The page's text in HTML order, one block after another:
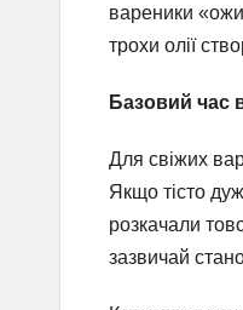
вареники
трохи олії
Базовий час
Для свіжих
Якщо тісто
розкачали
зазвичай